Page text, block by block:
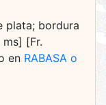
plata; bordura
[Fr.
en RABASA o